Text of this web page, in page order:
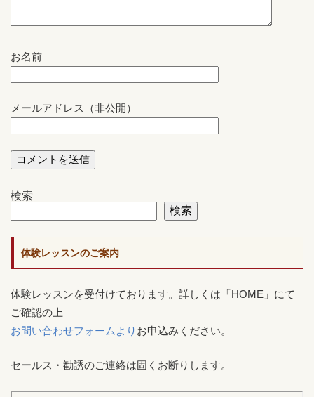
お名前
メールアドレス（非公開）
検索
検索
体験レッスンのご案内
体験レッスンを受付けております。詳しくは「HOME」にて
ご確認の上
お問い合わせフォームより お申込みください。
セールス・勧誘のご連絡は固くお断りします。